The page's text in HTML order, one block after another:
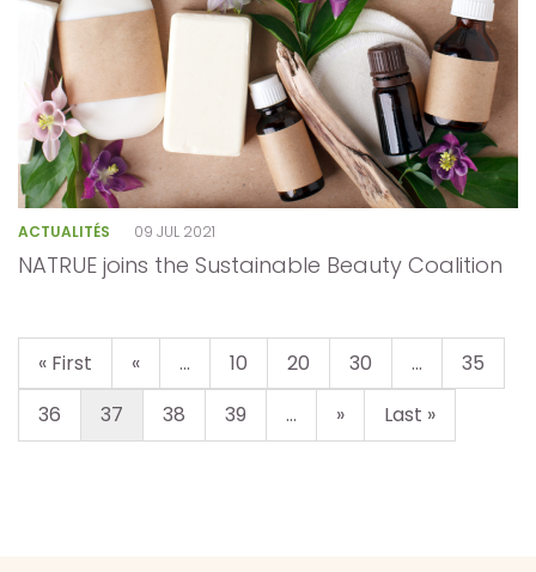
ACTUALITÉS 09 JUL 2021
NATRUE joins the Sustainable Beauty Coalition
« First « ... 10 20 30 ...
35
36
37 38 39 ... » Last »